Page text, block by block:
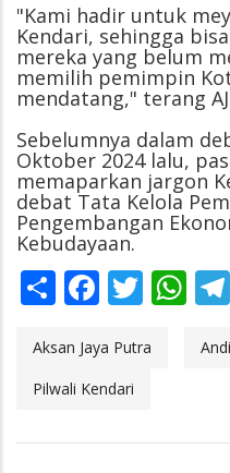
"Kami hadir untuk
Kendari, sehingga
mereka yang belum
memilih pemimpin
mendatang," terang
Sebelumnya dalam
Oktober 2024 lalu,
memaparkan jargon
debat Tata Kelola
Pengembangan
Kebudayaan.
Share
Aksan Jaya Putra
Pilwali Kendari